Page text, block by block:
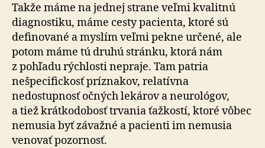
Takže máme na jednej strane veľmi kvalitnú
diagnostiku, máme cesty pacienta, ktoré sú
definované a myslím veľmi pekne určené, ale
potom máme tú druhú stránku, ktorá nám
z pohľadu rýchlosti nepraje. Tam patria
nešpecifickosť príznakov, relatívna
nedostupnosť očných lekárov a neurológov,
a tiež krátkodobosť trvania ťažkostí, ktoré vôbec
nemusia byť závažné a pacienti im nemusia
venovať pozornosť.